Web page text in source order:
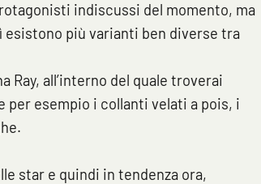
indiscussi del momento, ma
più varianti ben diverse tra
all’interno del quale troverai
per esempio i collanti velati a pois, i
star e quindi in tendenza ora,